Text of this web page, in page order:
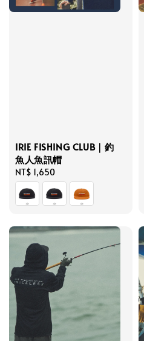
IRIE FISHING CLUB｜釣
魚人魚訊帽
Regular
price
NT$ 1,650